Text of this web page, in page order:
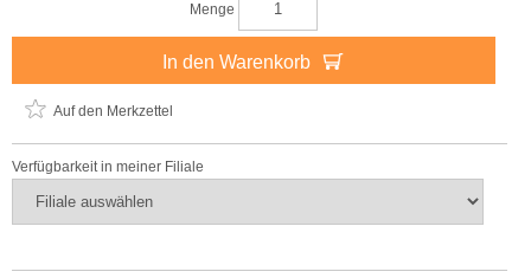
Menge
In den Warenkorb
Auf den Merkzettel
Verfügbarkeit in meiner Filiale